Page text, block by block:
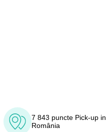
7 843 puncte Pick-up in
România